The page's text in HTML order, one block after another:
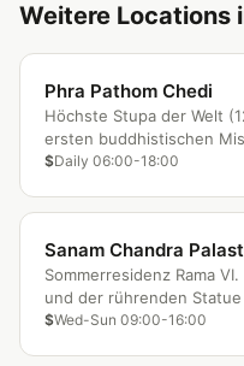
Weitere Locations
Phra Pathom Chedi
Höchste Stupa der Welt
ersten buddhistischen
$Daily 06:00-18:00
Sanam Chandra Palast
Sommerresidenz Rama
und der rührenden
$Wed-Sun 09:00-16:00